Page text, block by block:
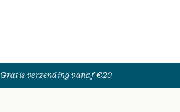
Gratis verzending vanaf €20